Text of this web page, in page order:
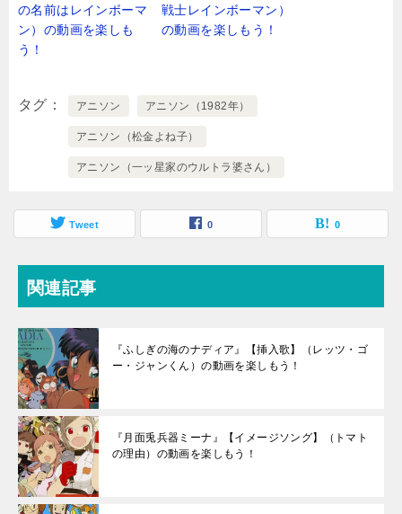
の名前はレインボーマ
ン）の動画を楽しも
う！
戦士レインボーマン）
の動画を楽しもう！
タグ アニソン アニソン（1982年）
アニソン（松金よね子）
アニソン（一ッ星家のウルトラ婆さん）
Tweet 0 0
関連記事
『ふしぎの海のナディア』【挿入歌】（レッツ・ゴ
ー・ジャンくん）の動画を楽しもう！
『月面兎兵器ミーナ』【イメージソング】（トマト
の理由）の動画を楽しもう！